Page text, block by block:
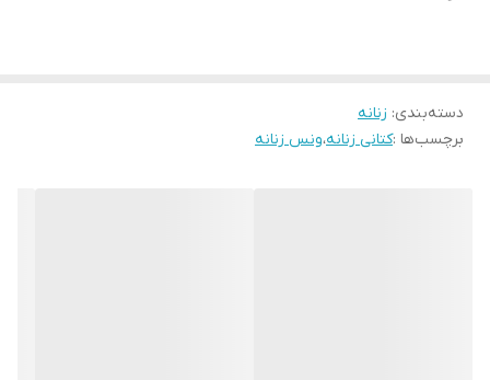
دسته‌بندی: زنانه
برچسب‌ها :کتانی زنانه،ونس زنانه